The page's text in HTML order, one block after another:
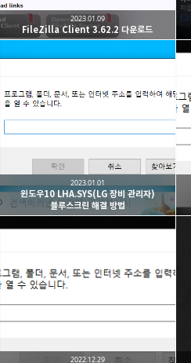
FileZilla Client 3.62.2 다운로드
2023.01.09
윈도우10 LHA.SYS(LG 장비 관리자)
블루스크린 해결 방법
2023.01.01
2022.12.29